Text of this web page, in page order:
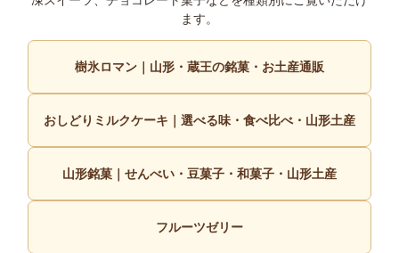
ます。
樹氷ロマン｜山形・蔵王の銘菓・お土産通販
おしどりミルクケーキ｜選べる味・食べ比べ・山形土産
山形銘菓｜せんべい・豆菓子・和菓子・山形土産
フルーツゼリー